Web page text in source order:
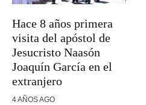
Hace 8 años primera
visita del apóstol de
Jesucristo Naasón
Joaquín García en el
extranjero
4 AÑOS AGO